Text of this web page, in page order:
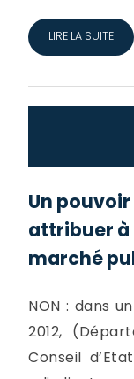
LIRE LA SUITE
Un
attribuer à
marché
NON : dans
2012,
Conseil